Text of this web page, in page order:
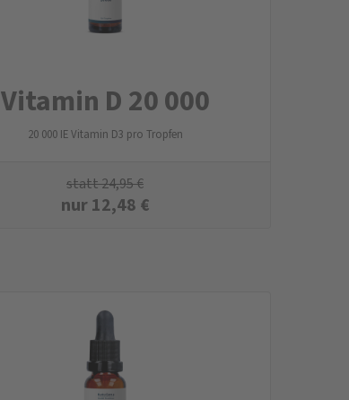
Vitamin D 20 000
20 000 IE Vitamin D3 pro Tropfen
statt24,95€
nur12,48 €